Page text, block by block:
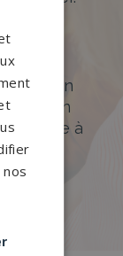
et un
en
grâce à